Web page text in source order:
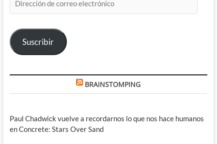
de
electrónico
Suscribir
BRAINSTOMPING
Paul Chadwick vuelve a recordarnos lo que nos hace humanos
en Concrete: Stars Over Sand